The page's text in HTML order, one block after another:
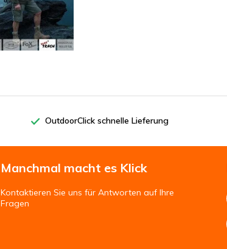
OutdoorClick schnelle Lieferung
Manchmal macht es Klick
Kontaktieren Sie uns für Antworten auf Ihre
Fragen